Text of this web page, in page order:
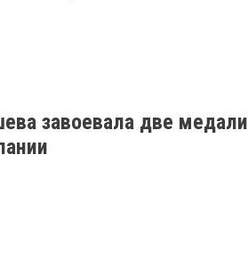
завоевала две медали